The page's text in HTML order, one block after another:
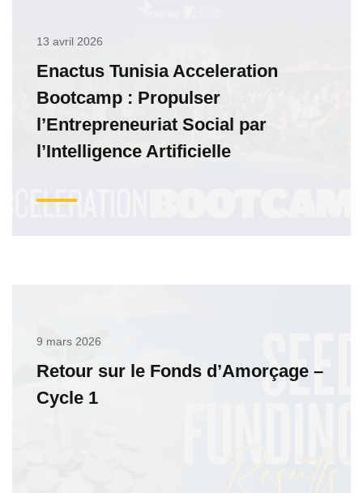
13 avril 2026
Enactus Tunisia Acceleration
Bootcamp : Propulser
l’Entrepreneuriat Social par
l’Intelligence Artificielle
9 mars 2026
Retour sur le Fonds d’Amorçage –
Cycle 1